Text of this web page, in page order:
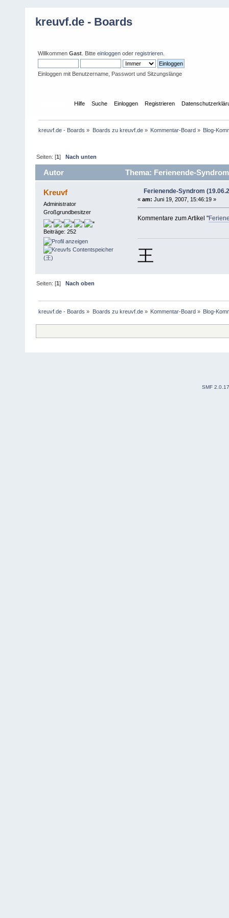
kreuvf.de - Boards
Willkommen Gast . Bitte einloggen oder registrieren
Einloggen mit Benutzername, Passwort und Sitzungslänge
Hilfe Suche Einloggen Registrieren
kreuvf.de - Boards » Boards zu kreuvf.de» Kommentar-Board» Blog-
Seiten: [1]Nach unten
Autor Thema: Ferienende-
Kreuvf
Administrator
Großgrundbesitzer
Beiträge: 252
Ferienende-Syndrom
« am: Juni 19, 2007, 15:46:19 »
Kommentare zum Artikel "
王
Seiten: [1]Nach oben
kreuvf.de - Boards » Boards zu kreuvf.de» Kommentar-Board» Blog-
SMF 2.0.17